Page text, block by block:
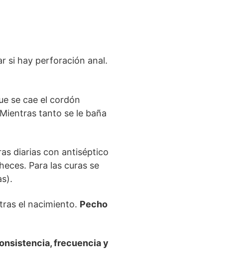
si hay perforación anal.
se cae el cordón
tanto se le baña
diarias con antiséptico
Para las curas se
el nacimiento. Pecho
frecuencia y